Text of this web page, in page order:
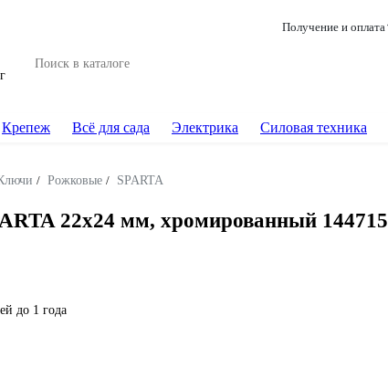
Получение и оплата
Крепеж Всё для сада Электрика Силовая техника
/ Рожковые / SPARTA
22x24 мм, хромированный 144715
до 1 года